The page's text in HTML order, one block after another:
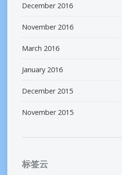
December 2016
November 2016
March 2016
January 2016
December 2015
November 2015
标签云